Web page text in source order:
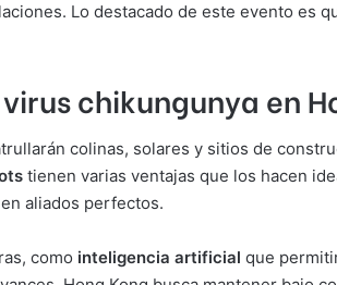
Lo destacado de este evento es
chikungunya en
colinas, solares y sitios de
tienen varias ventajas que los hacen
aliados perfectos.
como inteligencia artificial que